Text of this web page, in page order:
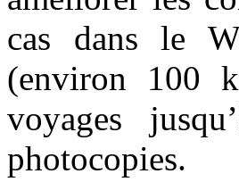
cas dans le
(environ 100
voyages
photocopies.